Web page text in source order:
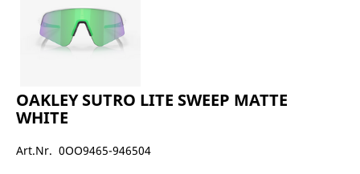
OAKLEY SUTRO LITE SWEEP MATTE
WHITE
Art.Nr. 0OO9465-946504